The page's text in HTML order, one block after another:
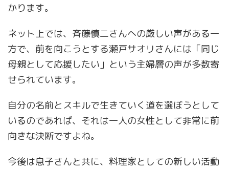
かります。
ネット上では、斉藤慎二さんへの厳しい声がある一
方で、前を向こうとする瀬戸サオリさんには「同じ
母親として応援したい」という主婦層の声が多数寄
せられています。
自分の名前とスキルで生きていく道を選ぼうとして
いるのであれば、それは一人の女性として非常に前
向きな決断ですよね。
今後は息子さんと共に、料理家としての新しい活動